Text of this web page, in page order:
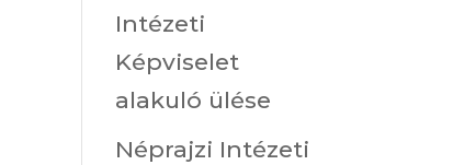
Intézeti
Képviselet
alakuló ülése
Néprajzi Intézeti